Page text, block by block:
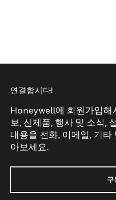
연결합시다!
Honeywell에 회원가입해
보, 신제품, 행사 및 소식,
내용을 전화, 이메일, 기
아보세요.
구